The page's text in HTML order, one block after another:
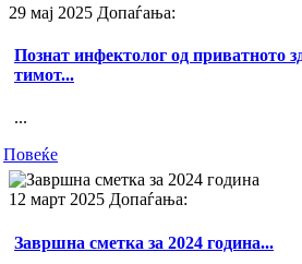
29 мај 2025 Допаѓања:
Познат инфектолог од приватното
тимот...
...
Повеќе
12 март 2025 Допаѓања:
Завршна сметка за 2024 година...